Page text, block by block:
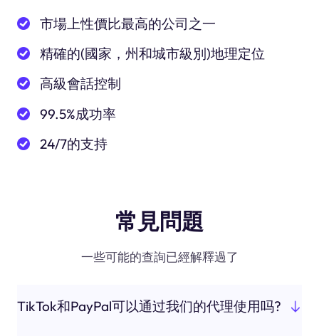
市場上性價比最高的公司之一
精確的(國家，州和城市級別)地理定位
高級會話控制
99.5%成功率
24/7的支持
常見問題
一些可能的查詢已經解釋過了
TikTok和PayPal可以通过我们的代理使用吗?